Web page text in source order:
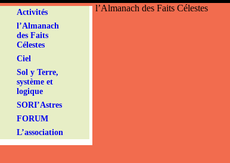
Activités
l’Almanach
des Faits
Célestes
Ciel
Sol y Terre,
système et
logique
SORI’Astres
FORUM
L’association
l’Almanach des Faits Célestes